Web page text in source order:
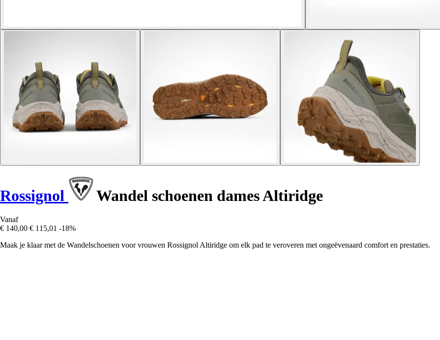
Rossignol Wandel schoenen dames Altiridge
Vanaf
€ 140,00 € 115,01 -18%
Maak je klaar met de Wandelschoenen voor vrouwen Rossignol Altiridge om elk pad te veroveren met ongeëvenaard comfort en prestaties.